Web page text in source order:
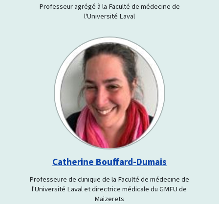
Professeur agrégé à la Faculté de médecine de
l'Université Laval
Catherine Bouffard-Dumais
Professeure de clinique de la Faculté de médecine de
l'Université Laval et directrice médicale du GMFU de
Maizerets